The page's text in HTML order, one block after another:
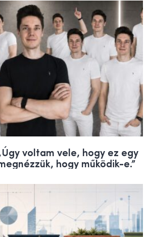
voltam vele, hogy ez egy
hogy működik-e.”